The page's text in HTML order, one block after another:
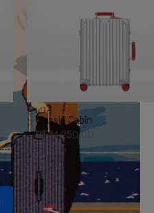
Classic Cabin
R$ 14.250,00